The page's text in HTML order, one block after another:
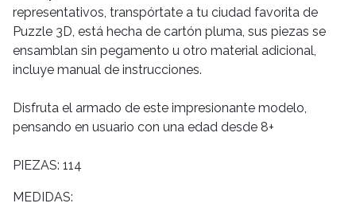
representativos, transpórtate a tu ciudad favorita de
Puzzle 3D, está hecha de cartón pluma, sus piezas se
ensamblan sin pegamento u otro material adicional,
incluye manual de instrucciones.
Disfruta el armado de este impresionante modelo,
pensando en usuario con una edad desde 8+
PIEZAS: 114
MEDIDAS: